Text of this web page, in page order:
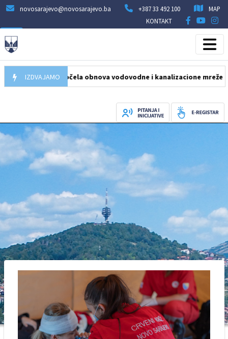
novosarajevo@novosarajevo.ba +387 33 492 100
MAP
KONTAKT
IZDVAJAMO
Počela obnova vodovodne i kanalizacione mreže u ulici